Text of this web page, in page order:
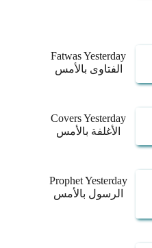
Fatwas Yesterday
الفتاوى بالأمس
Covers Yesterday
الأغلفة بالأمس
Prophet Yesterday
الرسول بالأمس